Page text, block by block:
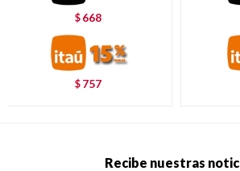
$ 668
$ 757
Recibe nuestras